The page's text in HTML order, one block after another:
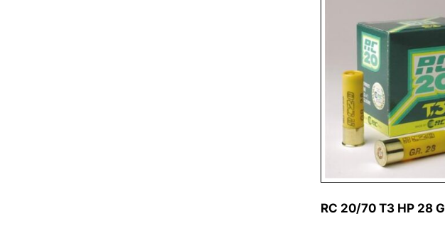
RC 20/70 T3 HP 28 G